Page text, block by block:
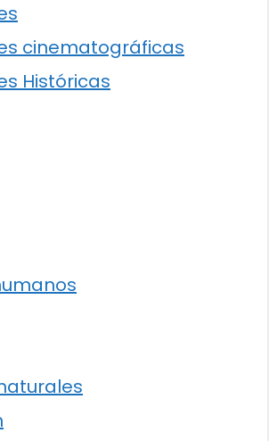
cinematográficas
Históricas